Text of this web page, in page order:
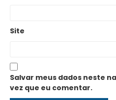
Site
Salvar meus dados neste
vez que eu comentar.